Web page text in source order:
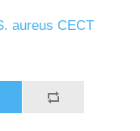
aureus CECT